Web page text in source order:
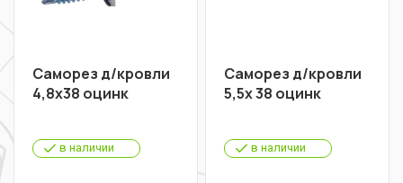
Саморез д/кровли
4,8х38 оцинк
в наличии
Саморез д/кровли
5,5х 38 оцинк
в наличии